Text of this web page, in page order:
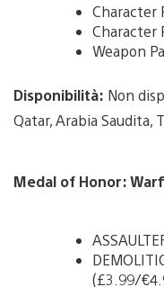
Character
Character
Weapon
Disponibilità: Non
Qatar, Arabia Saudita,
Medal of Honor:
(£3.99/